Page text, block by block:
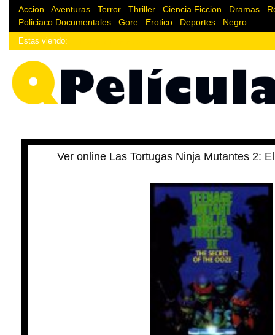
Accion Aventuras Terror Thriller Ciencia Ficcion Dramas
Policiaco Documentales Gore Erotico Deportes Negro
Estas viendo:
Ver online Las Tortugas Ninja Mutantes 2: